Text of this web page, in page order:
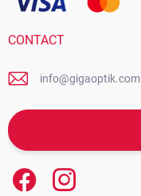
CONTACT
info@gigaoptik.com